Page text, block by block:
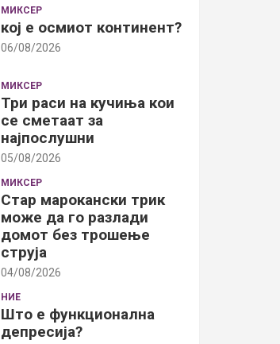
МИКСЕР
кој е осмиот континент?
06/08/2026
МИКСЕР
Три раси на кучиња кои
се сметаат за
најпослушни
05/08/2026
МИКСЕР
Стар марокански трик
може да го разлади
домот без трошење
струја
04/08/2026
НИЕ
Што е функционална
депресија?